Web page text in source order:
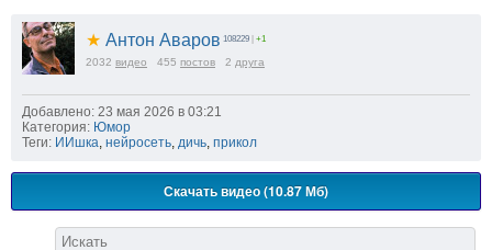
★ Антон Аваров 108229 +1
2032 видео 455 постов 2 друга
Добавлено: 23 мая 2026 в 03:21
Категория: Юмор
Теги: ИИшка, нейросеть, дичь, прикол
Скачать видео (10.87 Мб)